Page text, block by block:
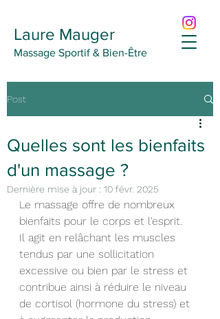
Laure Mauger
Massage Sportif & Bien-Être
Post
Quelles sont les bienfaits
d'un massage ?
Dernière mise à jour : 10 févr. 2025
Le massage offre de nombreux
bienfaits pour le corps et l'esprit.
Il agit en relâchant les muscles
tendus par une sollicitation
excessive ou bien par le stress et
contribue ainsi à réduire le niveau
de cortisol (hormone du stress) et